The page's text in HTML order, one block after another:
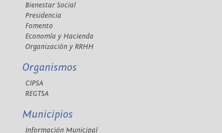
Bienestar Social
Presidencia
Fomento
Economía y Hacienda
Organización y RRHH
Organismos
CIPSA
REGTSA
Municipios
Información Municipal